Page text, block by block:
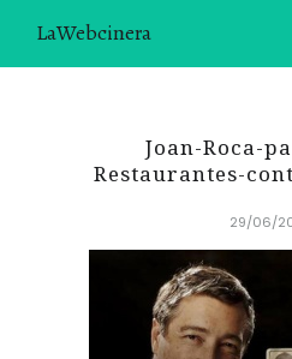
LaWebcinera
VIDEORECETAS
¿TE GUSTARÍA UNIRTE A
Joan-Roca-
Restaurantes-
29/06/